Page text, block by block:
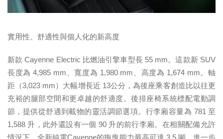
實用性、舒適性與個人化的新高度
新款 Cayenne Electric 比燃油引擎車型長 55 mm。這款新 SUV
長度為 4,985 mm、寬度為 1,980 mm、高度為 1,674 mm。軸
距（3,023 mm）大幅增長近 13公分，為後座乘客創造比以往更
充裕的腿部空間和更卓越的舒適度。後排座椅系統標配電動調
節，提供從舒適到載物的靈活調節選項。行李廂容量為 781 至
1,588 升，此外還設有一個 90 升的前行李廂。在相關配備允許
情況下，全新純電Cayenne的拖曳能力最高可達 3.5 噸，進一步